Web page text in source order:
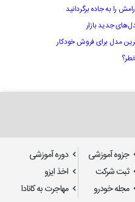
را به جاده برگردانید
جدید بازار
مدل برای فروش خودکار
جزوه آموزشی
دوره آموزشی
ثبت شرکت
اخذ ایزو
مجله خودرو
مهاجرت به کانادا